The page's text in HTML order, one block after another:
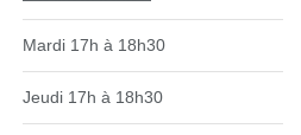
Mardi 17h à 18h30
Jeudi 17h à 18h30